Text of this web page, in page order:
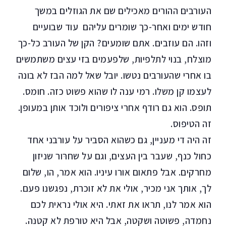
העורבים ההורים מאכילים שם את הגוזלים במשך
חודש ימים ואחר-כך שומרים עליהם עוד שבועיים
וזהו. הם עוזבים. אתם שומעים? הקן של העורב כל-כך
מוצלח, בנוי לתלפיות, שלפעמים בזי עצים משתמשים
בו אחרי שהעורבים נטשו. יובל שאל למה הבז לא בונה
לעצמו קן משלו. רמי ענה לו שהוא פשוט כזה. חומס.
תופס. הוא גם רודף אחרי ציפורים ולוכד אותן במעופן.
זה הטיפוס.
זה היה די מעניין, גם כשהוא הסביר על עורבני אחד
כחול כנף, שעבר בין העצים, וגם על שחרּור שניזון
מחרקים. אבל פתאום אורו עיניו. הוא אמר, הו, שלום
לך, אותך אני מכיר, אולי את לא זוכרת, נפגשנו פעם.
הוא אמר לנו, תראו את זאתי. היא אולי נראית לכם
נחמדה, פשוטה ושקטה, אבל היא טורפת לא קטנה.